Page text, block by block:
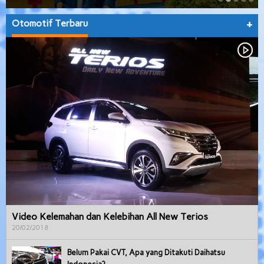
Otomotif Terbaru +
Video Kelemahan dan Kelebihan All New Terios
20/02/2018
Belum Pakai CVT, Apa yang Ditakuti Daihatsu